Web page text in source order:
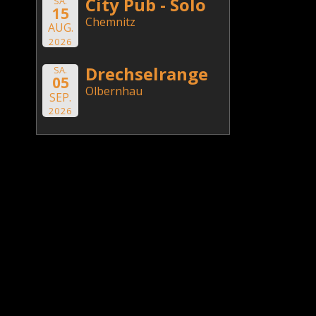
15
AUG.
2026
Chemnitz
SA.
05
SEP.
2026
Drechselrange
Olbernhau